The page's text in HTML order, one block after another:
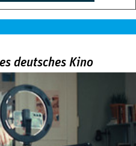
deutsches Kino